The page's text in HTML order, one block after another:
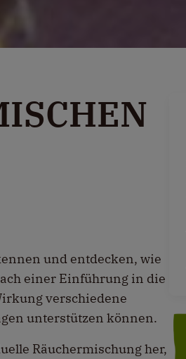
und entdecken, wie
einer Einführung in die
verschiedene
unterstützen können.
Räuchermischung her,